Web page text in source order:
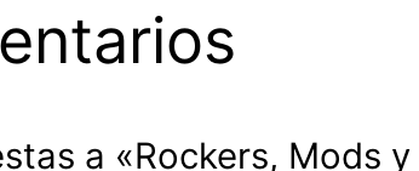
a «Rockers, Mods y